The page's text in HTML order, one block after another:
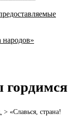
гордимся
> «Славься, страна!